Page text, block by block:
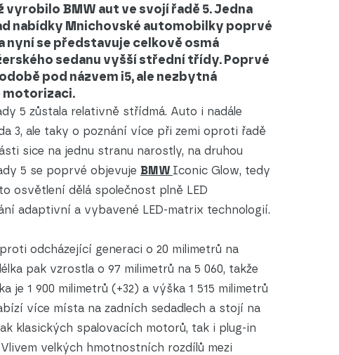
BMW aut ve svojí řadě 5. Jedna
nabídky Mnichovské automobilky poprvé
nyní se představuje celkově osmá
sedanu vyšší střední třídy. Poprvé
pod názvem i5, ale nezbytná
motorizaci.
5 zůstala relativně střídmá. Auto i nadále
3, ale taky o poznání více při zemi oproti řadě
sice na jednu stranu narostly, na druhou
5 se poprvé objevuje BMW Iconic Glow, tedy
osvětlení dělá společnost plně LED
adaptivní a vybavené LED-matrix technologií.
odcházející generaci o 20 milimetrů na
pak vzrostla o 97 milimetrů na 5 060, takže
je 1 900 milimetrů (+32) a výška 1 515 milimetrů
více místa na zadních sedadlech a stojí na
klasických spalovacích motorů, tak i plug-in
velkých hmotnostních rozdílů mezi